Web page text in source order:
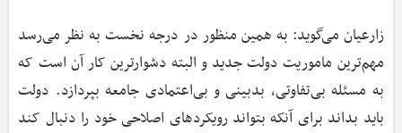
زارعیان می‌گوید:‌ به همین منظور در درجه نخست به نظر می‌رسد
مهم‌ترین ماموریت دولت جدید و البته دشوارترین کار آن است که
به مسئله بی‌تفاوتی، بدبینی و بی‌اعتمادی جامعه بپردازد. دولت
باید بداند برای آنکه بتواند رویکردهای اصلاحی خود را دنبال کند